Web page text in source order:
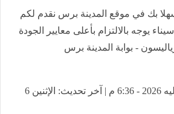
بك في موقع المدينة برس نقدم لكم
يوجه بالالتزام بأعلى معايير الجودة
- بوابة المدينة برس
نشر في: الإثنين 6 يوليه 2026 - 6:36 م | آخر تحديث: الإثنين 6